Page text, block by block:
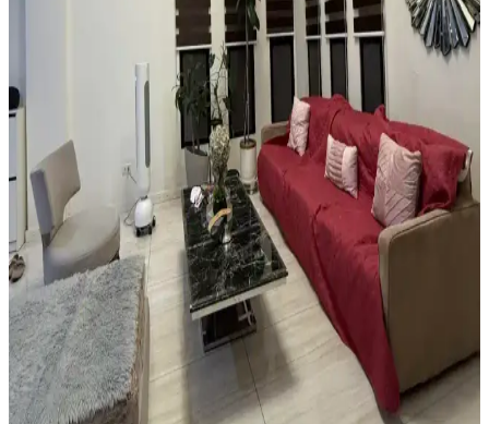
Alan Halısı Seçiminde Mekân Uyumu ve UV
Korumasının Önemi Üzerine Detaylı Rehber
Güneş ışığının zemin üzerindeki zararlarını önlemek için alan halısı
seçimi ve UV engelleyici pencere filmi kullanımı önemlidir. Oval
halılar mekâna uyum sağlar, nemli alanlarda ise suyu tutan tepsiler
tercih edilmelidir.
Yatak Odasında Halı Kullanımı ve Dekorasyon
İpuçlarıyla Mekânın Fonksiyonelliğini Artırma
Yatak odasında halı kullanımı mekâna sıcaklık ve fonksiyonellik
katar. Açık renkli halılar, mobilya düzenlemeleri ve bitkilerle odanın
estetiği ve işlevselliği artırılır.
Vintage Yatakların Yatak Odası Düzenine Etkisi ve
Mekâna Uyum Sağlama Yöntemleri
Vintage yatakların mekâna uyumu, boyut ve yerleşim planlaması ile